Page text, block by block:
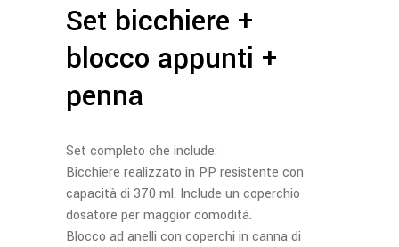
Set bicchiere +
blocco appunti +
penna
Set completo che include:
Bicchiere realizzato in PP resistente con
capacità di 370 ml. Include un coperchio
dosatore per maggior comodità.
Blocco ad anelli con coperchi in canna di